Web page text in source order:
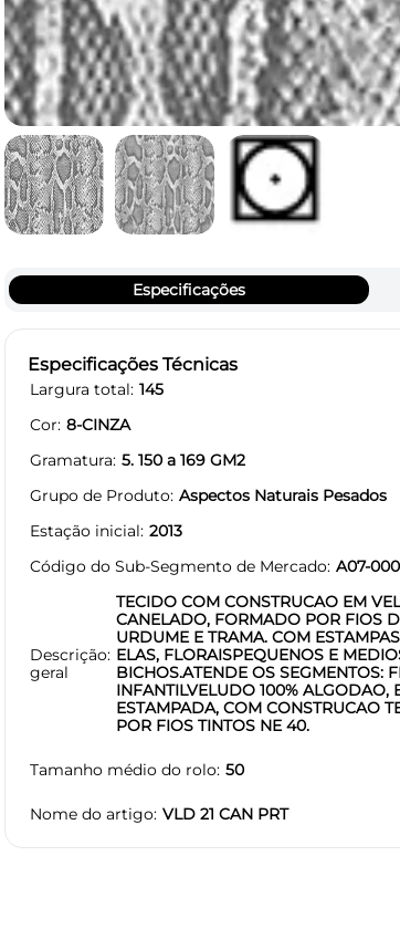
Especificações
Especificações Técnicas
Largura total 145
Cor 8-CINZA
Gramatura 5. 150 a 169 GM2
Grupo de Produto Aspectos Naturais Pesados
Estação inicial 2013
Código do Sub-Segmento de Mercado A07-
Descrição
geral
TECIDO COM CONSTRUCAO EM
CANELADO, FORMADO POR FIOS
URDUME E TRAMA. COM
ELAS, FLORAISPEQUENOS E
BICHOS.ATENDE OS SEGMENTOS:
INFANTILVELUDO 100% ALGODAO,
ESTAMPADA, COM CONSTRUCAO
POR FIOS TINTOS NE 40.
Tamanho médio do rolo 50
Nome do artigo VLD 21 CAN PRT